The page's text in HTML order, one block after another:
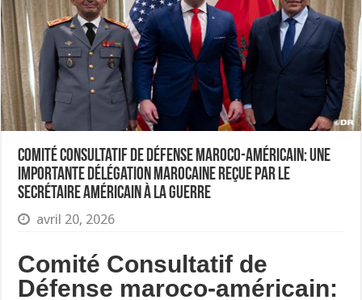
Comité Consultatif de Défense maroco-américain: Une
importante délégation marocaine reçue par le
Secrétaire américain à la Guerre
avril 20, 2026
Comité Consultatif de
Défense maroco-américain: